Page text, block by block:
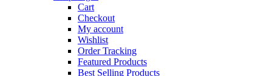
Cart
Checkout
My account
Wishlist
Order Tracking
Featured Products
Best Selling Products